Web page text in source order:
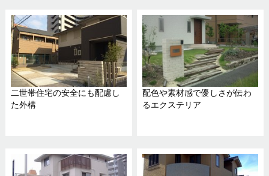
二世帯住宅の安全にも配慮し
た外構
配色や素材感で優しさが伝わ
るエクステリア